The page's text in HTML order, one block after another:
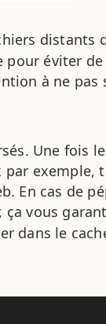
distants
éviter
à ne
Une fois
En cas de
ça vous
dans le